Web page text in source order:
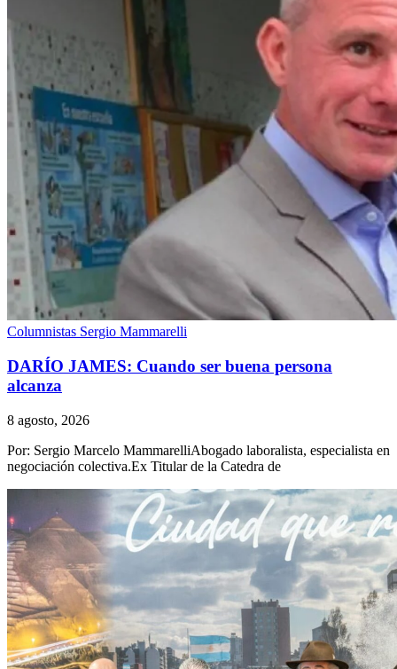
Columnistas Sergio Mammarelli
DARÍO JAMES: Cuando ser buena persona
alcanza
8 agosto, 2026
Por: Sergio Marcelo MammarelliAbogado laboralista, especialista en
negociación colectiva.Ex Titular de la Catedra de